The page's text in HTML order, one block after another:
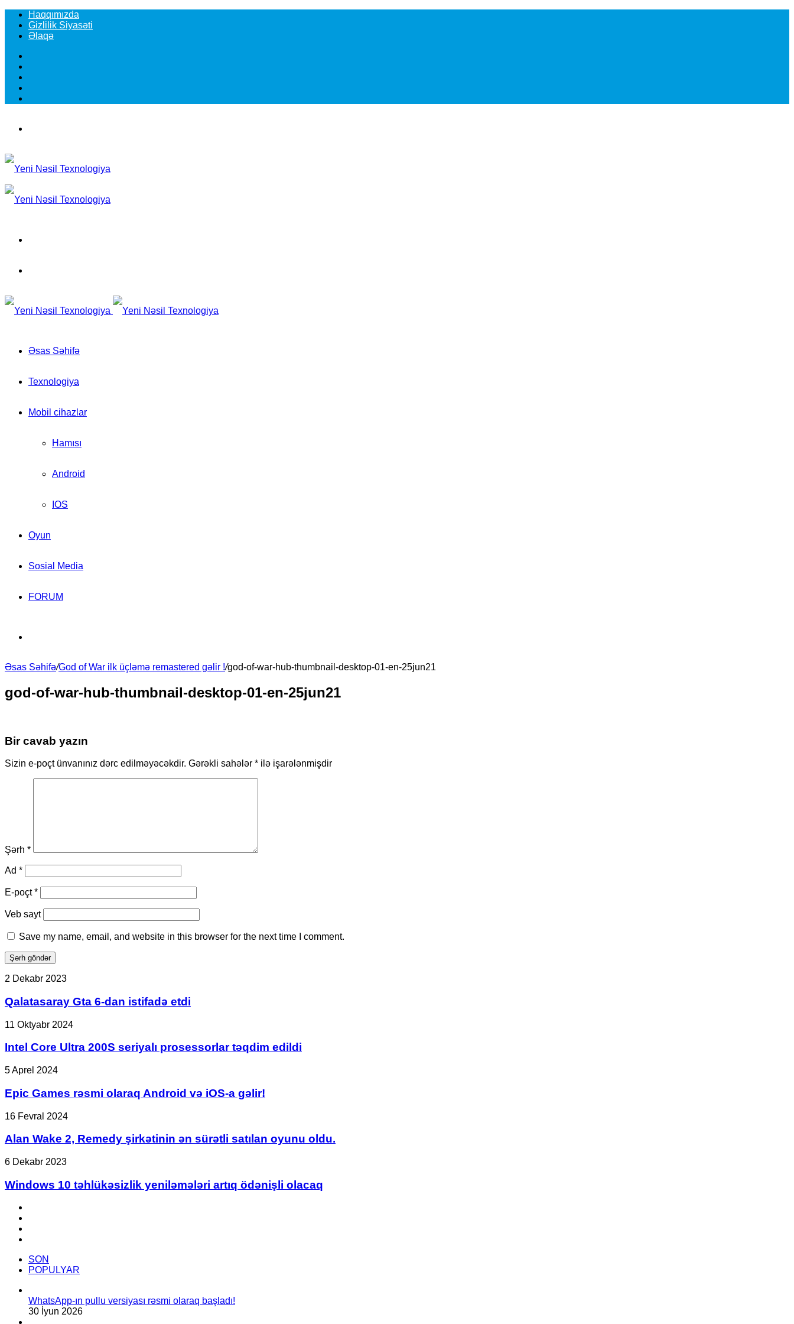
Haqqımızda
Gizlilik Siyasəti
Əlaqə
Əsas Səhifə
Texnologiya
Mobil cihazlar
Hamısı
Android
IOS
Oyun
Sosial Media
FORUM
for
Əsas Səhifə/God of War ilk üçləmə remastered gəlir !/god-of-war-hub-thumbnail-desktop-01-en-25jun21
god-of-war-hub-thumbnail-desktop-01-en-25jun21
Bir cavab yazın
Sizin e-poçt ünvanınız dərc edilməyəcəkdir. Gərəkli sahələr * ilə işarələnmişdir
Şərh *
Ad *
E-poçt*
Veb sayt
Save my name, email, and website in this browser for the next time I comment.
Qalatasaray
6-
dan
istifadə
etdi
2 Dekabr 2023
Qalatasaray Gta 6-dan istifadə etdi
Intel
Ultra
seriyalı
prosessorlar
təqdim
edildi
11 Oktyabr 2024
Intel Core Ultra 200S seriyalı prosessorlar təqdim edildi
Epic
rəsmi
olaraq
Android
və
iOS-
a
5 Aprel 2024
Epic Games rəsmi olaraq Android və iOS-a gəlir!
Alan
2,
şirkətinin
sürətli
satılan
oldu.
16 Fevral 2024
Alan Wake 2, Remedy şirkətinin ən sürətli satılan oyunu oldu.
Windows
təhlükəsizlik
yeniləmələri
6 Dekabr 2023
Windows 10 təhlükəsizlik yeniləmələri artıq ödənişli olacaq
SON
POPULYAR
WhatsApp-ın pullu versiyası rəsmi olaraq başladı!
30 İyun 2026